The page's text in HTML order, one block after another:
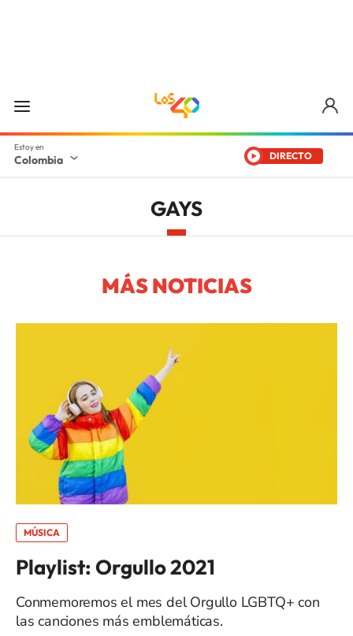
Colombia DIRECTO
GAYS
MÁS NOTICIAS
MÚSICA
Playlist: Orgullo 2021
Conmemoremos el mes del Orgullo LGBTQ+ con
las canciones más emblemáticas.